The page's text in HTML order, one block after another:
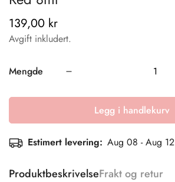
Vanlig
pris
139,00 kr
Avgift inkludert.
Mengde
Legg i handlekurv
Estimert levering: Aug 08 - Aug 12
ProduktbeskrivelseFrakt og retur